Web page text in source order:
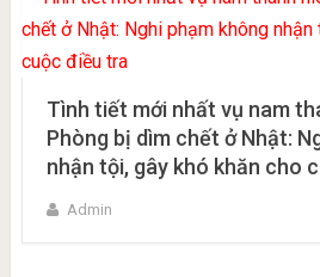
Tình tiết mới nhất vụ nam
Phòng bị dìm chết ở Nhật:
nhận tội, gây khó khăn cho
Admin